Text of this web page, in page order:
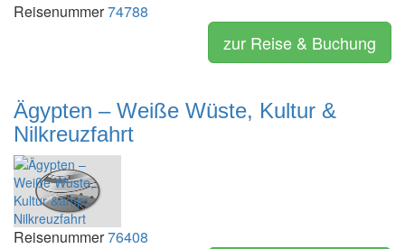
Reisenummer74788
zur Reise & Buchung
Ägypten – Weiße Wüste, Kultur &
Nilkreuzfahrt
Reisenummer76408